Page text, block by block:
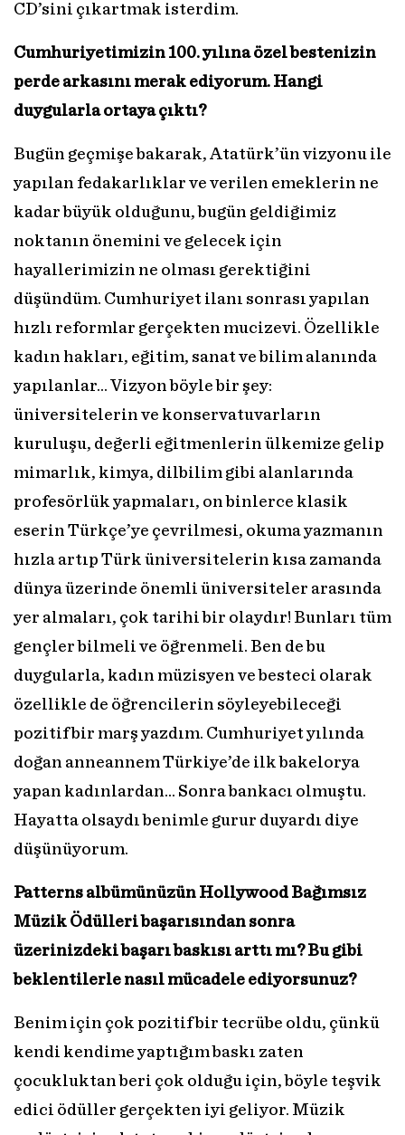
CD’sini çıkartmak isterdim.
Cumhuriyetimizin 100. yılına özel bestenizin
perde arkasını merak ediyorum. Hangi
duygularla ortaya çıktı?
Bugün geçmişe bakarak, Atatürk’ün vizyonu ile
yapılan fedakarlıklar ve verilen emeklerin ne
kadar büyük olduğunu, bugün geldiğimiz
noktanın önemini ve gelecek için
hayallerimizin ne olması gerektiğini
düşündüm. Cumhuriyet ilanı sonrası yapılan
hızlı reformlar gerçekten mucizevi. Özellikle
kadın hakları, eğitim, sanat ve bilim alanında
yapılanlar… Vizyon böyle bir şey:
üniversitelerin ve konservatuvarların
kuruluşu, değerli eğitmenlerin ülkemize gelip
mimarlık, kimya, dilbilim gibi alanlarında
profesörlük yapmaları, on binlerce klasik
eserin Türkçe’ye çevrilmesi, okuma yazmanın
hızla artıp Türk üniversitelerin kısa zamanda
dünya üzerinde önemli üniversiteler arasında
yer almaları, çok tarihi bir olaydır! Bunları tüm
gençler bilmeli ve öğrenmeli. Ben de bu
duygularla, kadın müzisyen ve besteci olarak
özellikle de öğrencilerin söyleyebileceği
pozitif bir marş yazdım. Cumhuriyet yılında
doğan anneannem Türkiye’de ilk bakelorya
yapan kadınlardan… Sonra bankacı olmuştu.
Hayatta olsaydı benimle gurur duyardı diye
düşünüyorum.
Patterns albümünüzün Hollywood Bağımsız
Müzik Ödülleri başarısından sonra
üzerinizdeki başarı baskısı arttı mı? Bu gibi
beklentilerle nasıl mücadele ediyorsunuz?
Benim için çok pozitif bir tecrübe oldu, çünkü
kendi kendime yaptığım baskı zaten
çocukluktan beri çok olduğu için, böyle teşvik
edici ödüller gerçekten iyi geliyor. Müzik